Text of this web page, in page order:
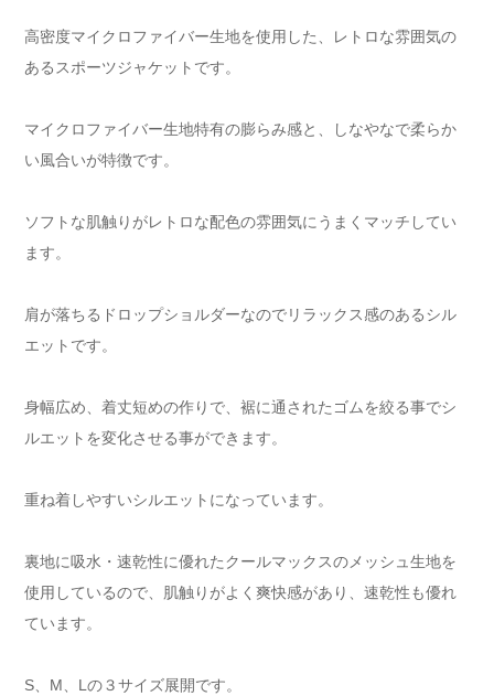
高密度マイクロファイバー生地を使用した、レトロな雰囲気の
あるスポーツジャケットです。
マイクロファイバー生地特有の膨らみ感と、しなやなで柔らか
い風合いが特徴です。
ソフトな肌触りがレトロな配色の雰囲気にうまくマッチしてい
ます。
肩が落ちるドロップショルダーなのでリラックス感のあるシル
エットです。
身幅広め、着丈短めの作りで、裾に通されたゴムを絞る事でシ
ルエットを変化させる事ができます。
重ね着しやすいシルエットになっています。
裏地に吸水・速乾性に優れたクールマックスのメッシュ生地を
使用しているので、肌触りがよく爽快感があり、速乾性も優れ
ています。
S、M、Lの３サイズ展開です。